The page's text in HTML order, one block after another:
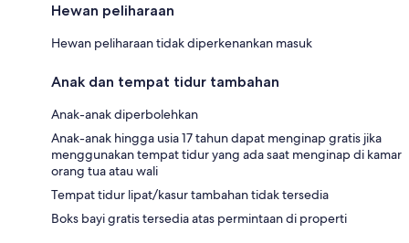
Hewan peliharaan
Hewan peliharaan tidak diperkenankan masuk
Anak dan tempat tidur tambahan
Anak-anak diperbolehkan
Anak-anak hingga usia 17 tahun dapat menginap gratis jika
menggunakan tempat tidur yang ada saat menginap di kamar
orang tua atau wali
Tempat tidur lipat/kasur tambahan tidak tersedia
Boks bayi gratis tersedia atas permintaan di properti